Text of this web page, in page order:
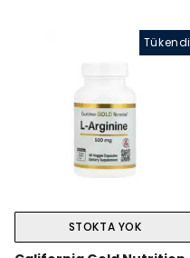
Tükendi
STOKTA YOK